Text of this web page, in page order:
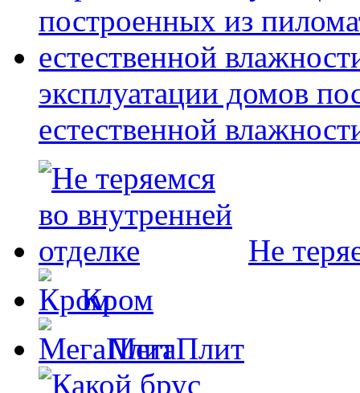
эксплуатации домов
естественной
Не
Кром
МегаПлит